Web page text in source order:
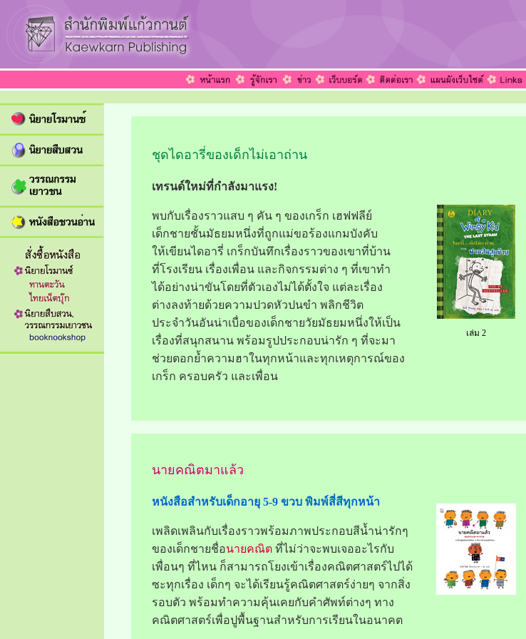
ชุดไดอารี่ของเด็กไม่เอาถ่าน
เทรนด์ใหม่ที่กำลังมาแรง!
พบกับเรื่องราวแสบ ๆ คัน ๆ ของเกร็ก เฮฟฟลีย์
เด็กชายชั้นมัธยมหนึ่งที่ถูกแม่ขอร้องแกมบังคับ
ให้เขียนไดอารี่ เกร็กบันทึกเรื่องราวของเขาที่บ้าน
ที่โรงเรียน เรื่องเพื่อน และกิจกรรมต่าง ๆ ที่เขาทำ
ได้อย่างน่าขันโดยที่ตัวเองไม่ได้ตั้งใจ แต่ละเรื่อง
ต่างลงท้ายด้วยความปวดหัวปนขำ พลิกชีวิต
ประจำวันอันน่าเบื่อของเด็กชายวัยมัธยมหนึ่งให้เป็น
เรื่องที่สนุกสนาน พร้อมรูปประกอบน่ารัก ๆ ที่จะมา
ช่วยตอกย้ำความฮาในทุกหน้าและทุกเหตุการณ์ของ
เกร็ก ครอบครัว และเพื่อน
เล่ม 2
นายคณิตมาแล้ว
หนังสือสำหรับเด็กอายุ 5-9 ขวบ พิมพ์สี่สีทุกหน้า
เพลิดเพลินกับเรื่องราวพร้อมภาพประกอบสีน้ำน่ารักๆ
ของเด็กชายชื่อนายคณิต ที่ไม่ว่าจะพบเจออะไรกับ
เพื่อนๆ ที่ไหน ก็สามารถโยงเข้าเรื่องคณิตศาสตร์ไปได้
ซะทุกเรื่อง เด็กๆ จะได้เรียนรู้คณิตศาสตร์ง่ายๆ จากสิ่ง
รอบตัว พร้อมทำความคุ้นเคยกับคำศัพท์ต่างๆ ทาง
คณิตศาสตร์เพื่อปูพื้นฐานสำหรับการเรียนในอนาคต